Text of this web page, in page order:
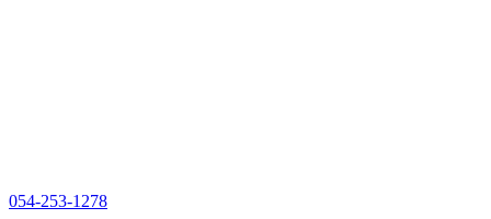
054-253-1278